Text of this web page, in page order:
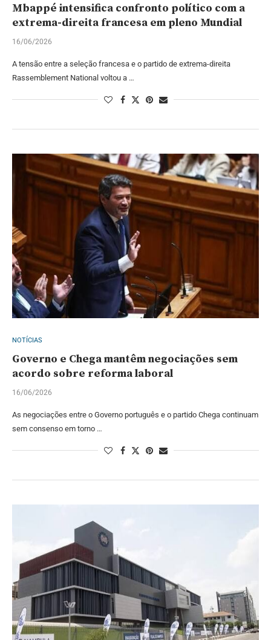
Mbappé intensifica confronto político com a
extrema-direita francesa em pleno Mundial
16/06/2026
A tensão entre a seleção francesa e o partido de extrema-direita
Rassemblement National voltou a …
NOTÍCIAS
Governo e Chega mantêm negociações sem
acordo sobre reforma laboral
16/06/2026
As negociações entre o Governo português e o partido Chega continuam
sem consenso em torno …